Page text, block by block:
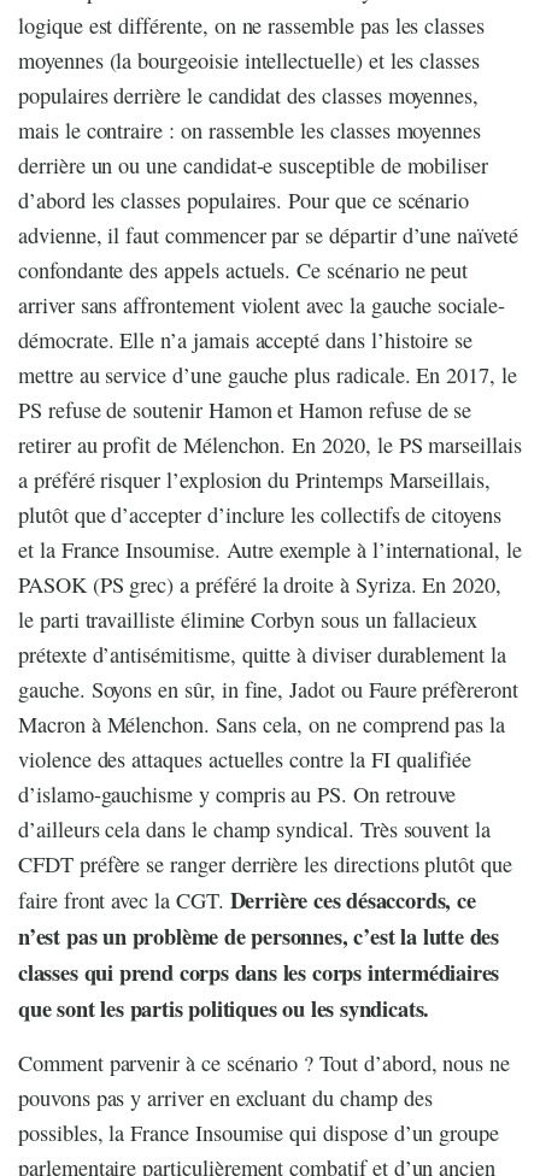
logique est différente, on ne rassemble pas les classes
moyennes (la bourgeoisie intellectuelle) et les classes
populaires derrière le candidat des classes moyennes,
mais le contraire : on rassemble les classes moyennes
derrière un ou une candidat-e susceptible de mobiliser
d’abord les classes populaires. Pour que ce scénario
advienne, il faut commencer par se départir d’une naïveté
confondante des appels actuels. Ce scénario ne peut
arriver sans affrontement violent avec la gauche sociale-
démocrate. Elle n’a jamais accepté dans l’histoire se
mettre au service d’une gauche plus radicale. En 2017, le
PS refuse de soutenir Hamon et Hamon refuse de se
retirer au profit de Mélenchon. En 2020, le PS marseillais
a préféré risquer l’explosion du Printemps Marseillais,
plutôt que d’accepter d’inclure les collectifs de citoyens
et la France Insoumise. Autre exemple à l’international, le
PASOK (PS grec) a préféré la droite à Syriza. En 2020,
le parti travailliste élimine Corbyn sous un fallacieux
prétexte d’antisémitisme, quitte à diviser durablement la
gauche. Soyons en sûr, in fine, Jadot ou Faure préfèreront
Macron à Mélenchon. Sans cela, on ne comprend pas la
violence des attaques actuelles contre la FI qualifiée
d’islamo-gauchisme y compris au PS. On retrouve
d’ailleurs cela dans le champ syndical. Très souvent la
CFDT préfère se ranger derrière les directions plutôt que
faire front avec la CGT. Derrière ces désaccords, ce
n’est pas un problème de personnes, c’est la lutte des
classes qui prend corps dans les corps intermédiaires
que sont les partis politiques ou les syndicats.
Comment parvenir à ce scénario ? Tout d’abord, nous ne
pouvons pas y arriver en excluant du champ des
possibles, la France Insoumise qui dispose d’un groupe
parlementaire particulièrement combatif et d’un ancien